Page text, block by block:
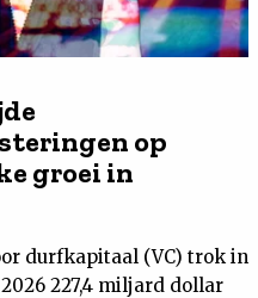
op
groei in
durfkapitaal (VC) trok in
227,4 miljard dollar